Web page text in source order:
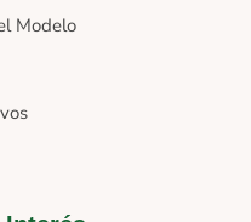
Modelo